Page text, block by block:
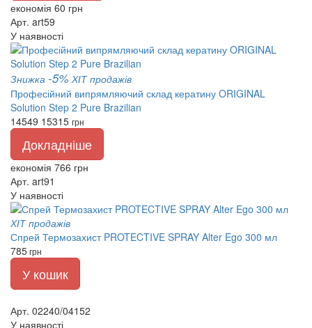
економія 60 грн
Арт. art59
У наявності
Знижка -5% ХІТ продажів
Професійний випрямляючий склад кератину ORIGINAL
Solution Step 2 Pure Brazilian
14549 15315 грн
Докладніше
економія 766 грн
Арт. art91
У наявності
ХІТ продажів
Спрей Термозахист PROTECTIVE SPRAY Alter Ego 300 мл
785грн
У кошик
Арт. 02240/04152
У наявності